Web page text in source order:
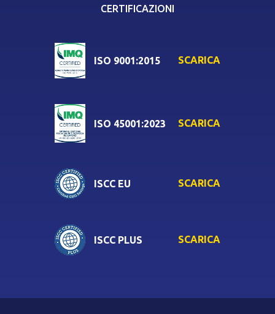
CERTIFICAZIONI
ISO 9001:2015 SCARICA
ISO 45001:2023 SCARICA
ISCC EU SCARICA
ISCC PLUS SCARICA